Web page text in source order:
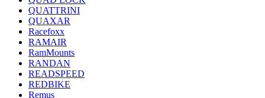
QUATTRINI
QUAXAR
Racefoxx
RAMAIR
RamMounts
RANDAN
READSPEED
REDBIKE
Remus